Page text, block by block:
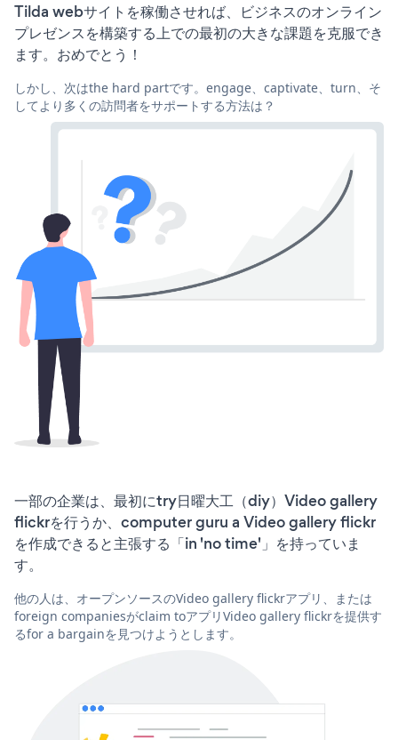
Tilda webサイトを稼働させれば、ビジネスのオンライン
プレゼンスを構築する上での最初の大きな課題を克服でき
ます。おめでとう！
しかし、次はthe hard partです。engage、captivate、turn、そ
してより多くの訪問者をサポートする方法は？
一部の企業は、最初にtry日曜大工（diy）Video gallery
flickrを行うか、computer guru a Video gallery flickr
を作成できると主張する「in 'no time'」を持っていま
す。
他の人は、オープンソースのVideo gallery flickrアプリ、または
foreign companiesがclaim toアプリVideo gallery flickrを提供す
るfor a bargainを見つけようとします。